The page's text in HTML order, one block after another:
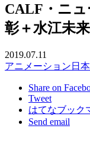
CALF・ニ
彰＋水江未
2019.07.11
アニメーション 日本
Share on
Tweet
はてなブック
Send email